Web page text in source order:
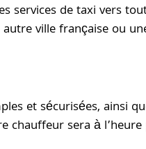
services de taxi vers
ville française ou
et sécurisées, ainsi
chauffeur sera à